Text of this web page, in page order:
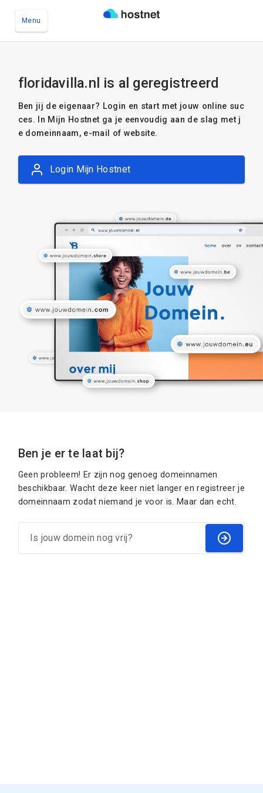
Menu
floridavilla.nl is al geregistreerd
Ben jij de eigenaar? Login en start met jouw online suc
ces. In Mijn Hostnet ga je eenvoudig aan de slag met j
e domeinnaam, e-mail of website.
Login Mijn Hostnet
Ben je er te laat bij?
Geen probleem! Er zijn nog genoeg domeinnamen
beschikbaar. Wacht deze keer niet langer en registreer je
domeinnaam zodat niemand je voor is. Maar dan echt.